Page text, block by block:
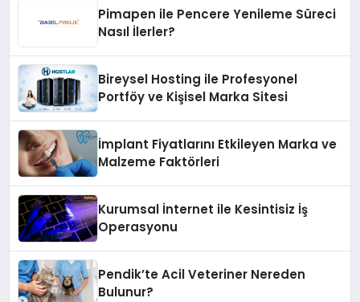
Pimapen ile Pencere Yenileme Süreci
Nasıl İlerler?
Bireysel Hosting ile Profesyonel
Portföy ve Kişisel Marka Sitesi
İmplant Fiyatlarını Etkileyen Marka ve
Malzeme Faktörleri
Kurumsal İnternet ile Kesintisiz İş
Operasyonu
Pendik’te Acil Veteriner Nereden
Bulunur?